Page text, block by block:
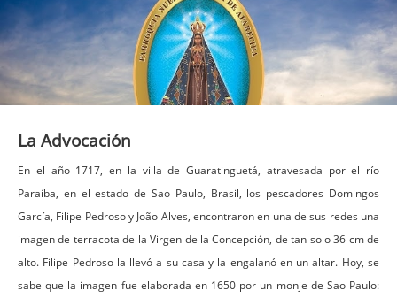
La Advocación
En el año 1717, en la villa de Guaratinguetá, atravesada por el río
Paraíba, en el estado de Sao Paulo, Brasil, los pescadores Domingos
García, Filipe Pedroso y João Alves, encontraron en una de sus redes una
imagen de terracota de la Virgen de la Concepción, de tan solo 36 cm de
alto. Filipe Pedroso la llevó a su casa y la engalanó en un altar. Hoy, se
sabe que la imagen fue elaborada en 1650 por un monje de Sao Paulo: